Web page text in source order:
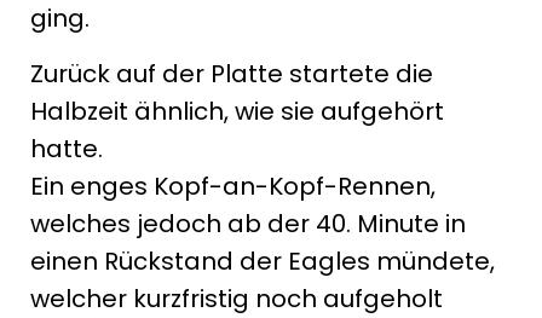
ging.
Zurück auf der Platte startete die
Halbzeit ähnlich, wie sie aufgehört
hatte.
Ein enges Kopf-an-Kopf-Rennen,
welches jedoch ab der 40. Minute in
einen Rückstand der Eagles mündete,
welcher kurzfristig noch aufgeholt